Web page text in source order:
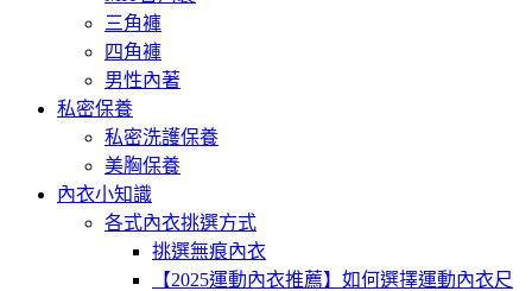
三角褲
四角褲
男性內著
私密保養
私密洗護保養
美胸保養
內衣小知識
各式內衣挑選方式
挑選無痕內衣
【2025運動內衣推薦】如何選擇運動內衣尺